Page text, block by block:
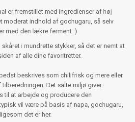
er fremstillet med ingredienser af høj
moderat indhold af gochugaru, så selv
med den lækre ferment :)
i mundrette stykker, så det er nemt at
af alle dine favoritretter.
beskrives som chilifrisk og mere eller
Det salte miljø giver
til at arbejde og producere den
vil være på basis af napa, gochugaru,
det er her.